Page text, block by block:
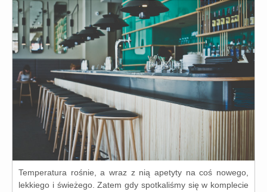
Temperatura rośnie, a wraz z nią ape­ty­ty na coś nowe­go,
lek­kie­go i świe­że­go. Zatem gdy spo­tka­li­śmy się w kom­ple­cie